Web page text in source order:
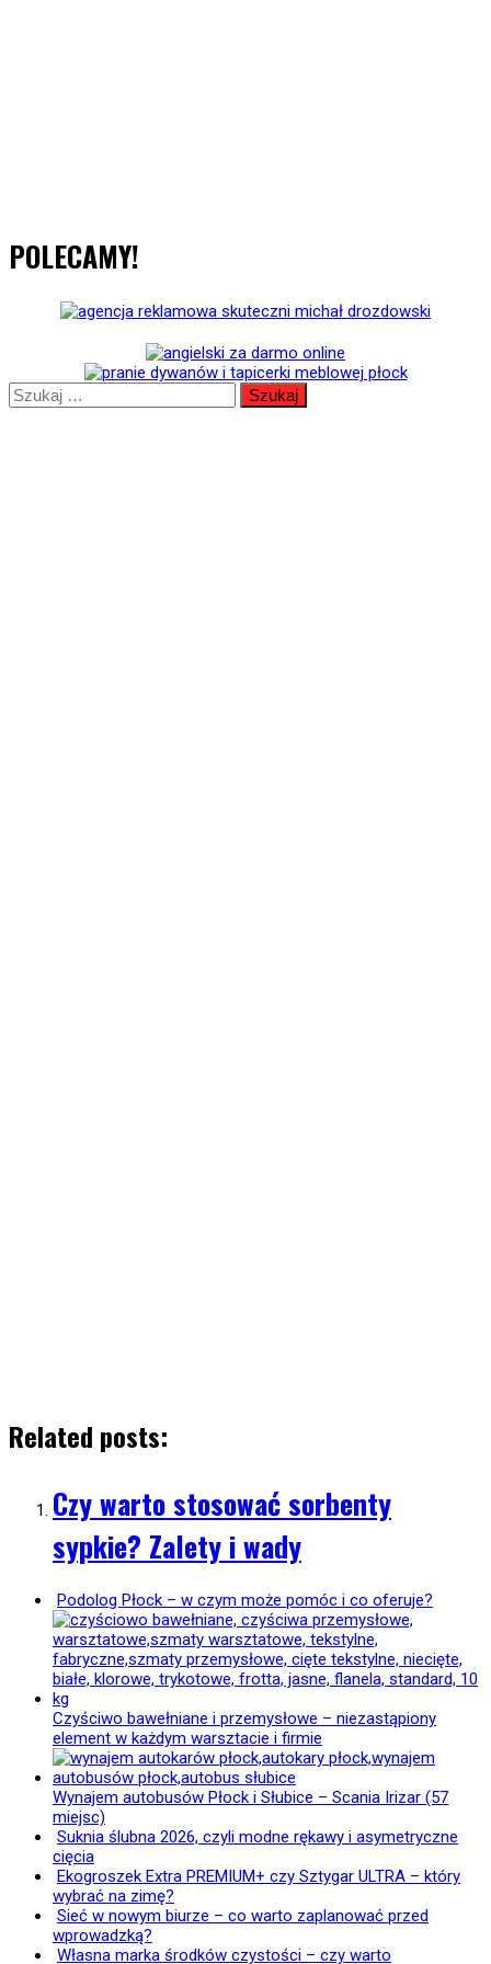
POLECAMY!
Szukaj:
Related posts:
Czy warto stosować sorbenty
sypkie? Zalety i wady
Podolog Płock – w czym może pomóc i co oferuje?
Czyściwo bawełniane i przemysłowe – niezastąpiony
element w każdym warsztacie i firmie
Wynajem autobusów Płock i Słubice – Scania Irizar (57
miejsc)
Suknia ślubna 2026, czyli modne rękawy i asymetryczne
cięcia
Ekogroszek Extra PREMIUM+ czy Sztygar ULTRA – który
wybrać na zimę?
Sieć w nowym biurze – co warto zaplanować przed
wprowadzką?
Własna marka środków czystości – czy warto